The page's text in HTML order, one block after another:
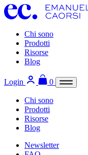
Chi sono
Prodotti
Risorse
Blog
Login 0
Chi sono
Prodotti
Risorse
Blog
Newsletter